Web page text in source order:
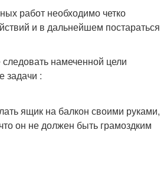
работ необходимо четко
и в дальнейшем постараться
намеченной цели
задачи :
ящик на балкон своими руками,
он не должен быть грамоздким